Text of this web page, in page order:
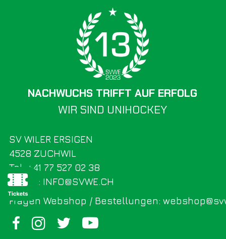
SV WILER ERSIGEN
Fragen Webshop / Bestellungen:
4528 ZUCHWIL
Tel. +41 77 527 02 38
E-Mail: INFO@SVWE.CH
WIR SIND UNIHOCKEY
NACHWUCHS TRIFFT AUF ERFOLG